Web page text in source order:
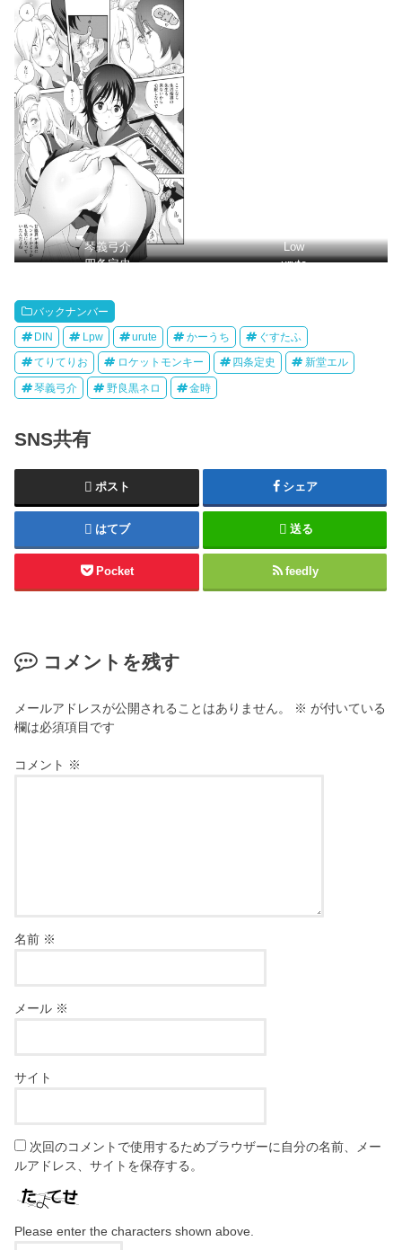
琴義弓介
Low
四条定史
urute
バックナンバー
DIN Lpw urute かーうち ぐすたふ
てりてりお ロケットモンキー 四条定史 新堂エル
琴義弓介 野良黒ネロ 金時
SNS共有
ポスト シェア
はてブ 送る
Pocket feedly
コメントを残す
メールアドレスが公開されることはありません。 ※ が付いている
欄は必須項目です
コメント ※
名前 ※
メール ※
サイト
次回のコメントで使用するためブラウザーに自分の名前、メー
ルアドレス、サイトを保存する。
Please enter the characters shown above.